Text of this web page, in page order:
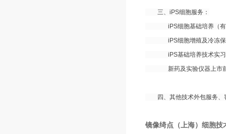
三、iPS细胞服务：
iPS细胞基础培养（有
iPS细胞增殖及冷冻保
iPS基础培养技术实习
新药及实验仪器上市
四、其他技术外包服务、
镜像绮点（上海）细胞技